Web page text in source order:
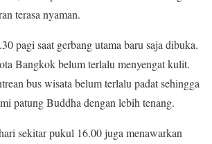
terasa nyaman.
pagi saat gerbang utama baru saja dibuka.
Bangkok belum terlalu menyengat kulit.
bus wisata belum terlalu padat sehingga
patung Buddha dengan lebih tenang.
sekitar pukul 16.00 juga menawarkan